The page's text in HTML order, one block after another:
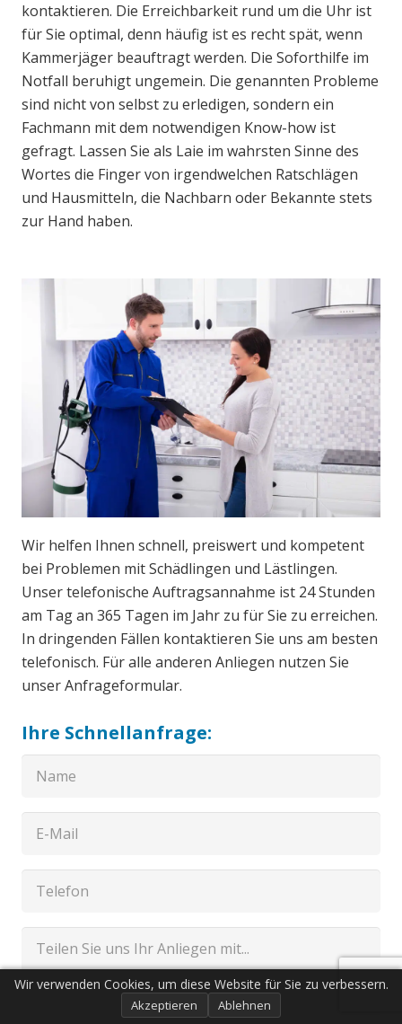
kontaktieren. Die Erreichbarkeit rund um die Uhr ist
für Sie optimal, denn häufig ist es recht spät, wenn
Kammerjäger beauftragt werden. Die Soforthilfe im
Notfall beruhigt ungemein. Die genannten Probleme
sind nicht von selbst zu erledigen, sondern ein
Fachmann mit dem notwendigen Know-how ist
gefragt. Lassen Sie als Laie im wahrsten Sinne des
Wortes die Finger von irgendwelchen Ratschlägen
und Hausmitteln, die Nachbarn oder Bekannte stets
zur Hand haben.
Wir helfen Ihnen schnell, preiswert und kompetent
bei Problemen mit Schädlingen und Lästlingen.
Unser telefonische Auftragsannahme ist 24 Stunden
am Tag an 365 Tagen im Jahr zu für Sie zu erreichen.
In dringenden Fällen kontaktieren Sie uns am besten
telefonisch. Für alle anderen Anliegen nutzen Sie
unser Anfrageformular.
Ihre Schnellanfrage:
Wir verwenden Cookies, um diese Website für Sie zu verbessern.
Akzeptieren Ablehnen